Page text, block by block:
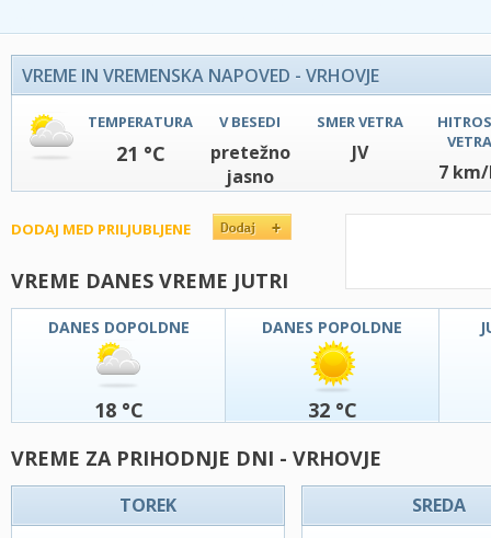
VREME IN VREMENSKA NAPOVED - VRHOVJE
TEMPERATURA
21 °C
V BESEDI
pretežno
jasno
SMER VETRA
JV
VETRA
7
DODAJ MED PRILJUBLJENE
VREME DANES VREME JUTRI
DANES DOPOLDNE
18 °C
DANES POPOLDNE
32 °C
VREME ZA PRIHODNJE DNI - VRHOVJE
TOREK SREDA